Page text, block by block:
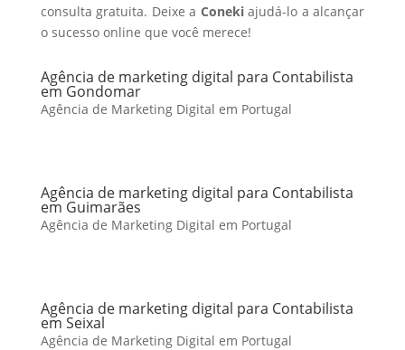
consulta gratuita. Deixe a Conekiajudá-lo a alcançar
o sucesso online que você merece!
Agência de marketing digital para Contabilista
em Gondomar
Agência de Marketing Digital em Portugal
Agência de marketing digital para Contabilista
em Guimarães
Agência de Marketing Digital em Portugal
Agência de marketing digital para Contabilista
em Seixal
Agência de Marketing Digital em Portugal